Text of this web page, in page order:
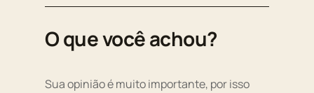
O que você achou?
Sua opinião é muito importante, por isso